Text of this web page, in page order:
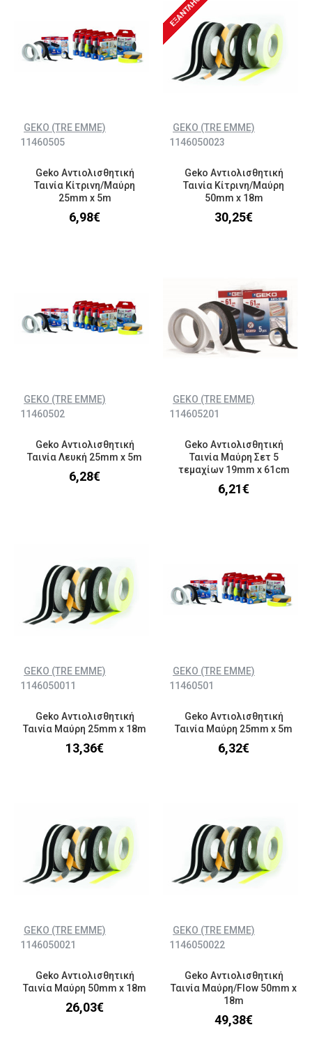
GEKO (TRE EMME)
11460505
Geko Αντιολισθητική
Ταινία Κίτρινη/Μαύρη
25mm x 5m
6,98€
GEKO (TRE EMME)
1146050023
Geko Αντιολισθητική
Ταινία Κίτρινη/Μαύρη
50mm x 18m
30,25€
GEKO (TRE EMME)
11460502
Geko Αντιολισθητική
Ταινία Λευκή 25mm x 5m
6,28€
GEKO (TRE EMME)
114605201
Geko Αντιολισθητική
Ταινία Μαύρη Σετ 5
τεμαχίων 19mm x 61cm
6,21€
GEKO (TRE EMME)
1146050011
Geko Αντιολισθητική
Ταινία Μαύρη 25mm x 18m
13,36€
GEKO (TRE EMME)
11460501
Geko Αντιολισθητική
Ταινία Μαύρη 25mm x 5m
6,32€
GEKO (TRE EMME)
1146050021
Geko Αντιολισθητική
Ταινία Μαύρη 50mm x 18m
26,03€
GEKO (TRE EMME)
1146050022
Geko Αντιολισθητική
Ταινία Μαύρη/Flow 50mm x
18m
49,38€